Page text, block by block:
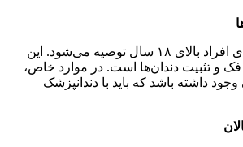
لمینت دندان بیشتر برای افراد بالای ۱۸ سال توصیه می‌شود. این
و تثبیت دندان‌ها است. در موارد خاص،
داشته باشد که باید با دندانپزشک